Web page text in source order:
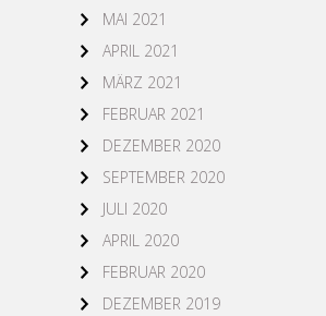
MAI 2021
APRIL 2021
MÄRZ 2021
FEBRUAR 2021
DEZEMBER 2020
SEPTEMBER 2020
JULI 2020
APRIL 2020
FEBRUAR 2020
DEZEMBER 2019